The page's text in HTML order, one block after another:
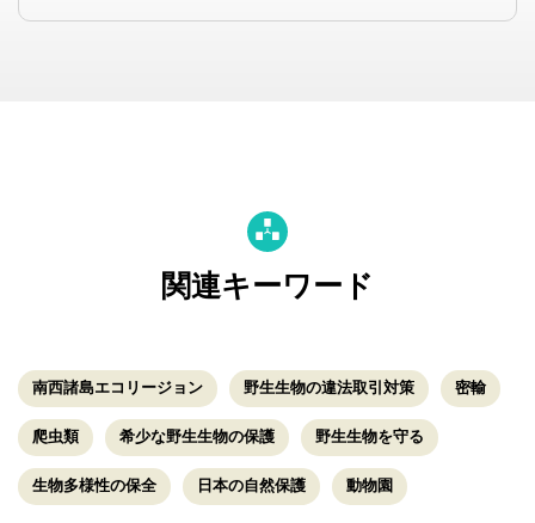
関連キーワード
南西諸島エコリージョン 野生生物の違法取引対策 密輸
爬虫類 希少な野生生物の保護 野生生物を守る
生物多様性の保全 日本の自然保護 動物園